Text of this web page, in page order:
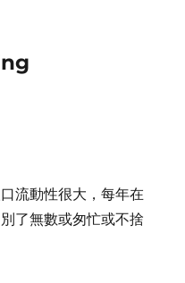
流動性很大，每年在
了無數或匆忙或不捨